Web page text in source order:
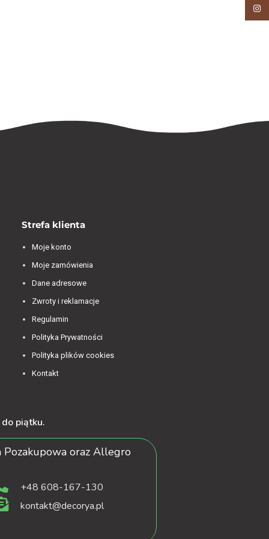
Strefa klienta
Moje konto
Moje zamówienia
Dane adresowe
Zwroty i reklamacje
Regulamin
Polityka Prywatności
Polityka plików cookies
Kontakt
piątku.
Pozakupowa oraz Allegro
+48 608-167-130
kontakt@decorya.pl